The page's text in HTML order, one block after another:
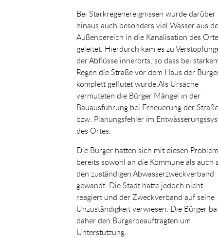
Bei Starkregenereignissen wurde darüber
hinaus auch besonders viel Wasser aus
Außenbereich in die Kanalisation des
geleitet. Hierdurch kam es zu
der Abflüsse innerorts, so dass bei
Regen die Straße vor dem Haus der
komplett geflutet wurde.Als Ursache
vermuteten die Bürger Mängel in der
Bauausführung bei Erneuerung der Straße
bzw. Planungsfehler im
des Ortes.
Die Bürger hatten sich mit diesen
bereits sowohl an die Kommune als auch
den zuständigen Abwasserzweckverband
gewandt. Die Stadt hatte jedoch nicht
reagiert und der Zweckverband auf seine
Unzuständigkeit verwiesen. Die Bürger
daher den Bürgerbeauftragten um
Unterstützung.